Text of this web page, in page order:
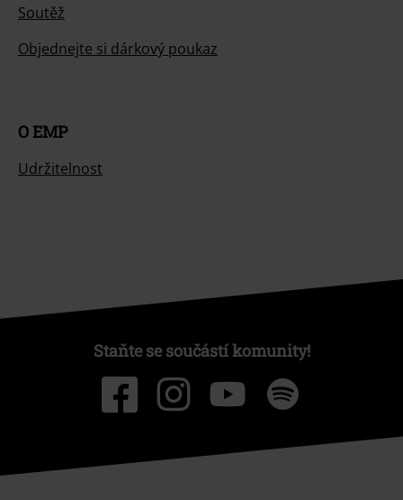
Soutěž
Objednejte si dárkový poukaz
O EMP
Udržitelnost
Staňte se součástí komunity!